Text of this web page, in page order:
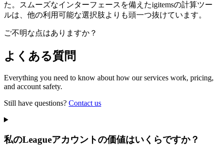
た。スムーズなインターフェースを備えたigitemsの計算ツー
ルは、他の利用可能な選択肢よりも頭一つ抜けています。
ご不明な点はありますか？
よくある質問
Everything you need to know about how our services work, pricing,
and account safety.
Still have questions? Contact us
私のLeagueアカウントの価値はいくらですか？